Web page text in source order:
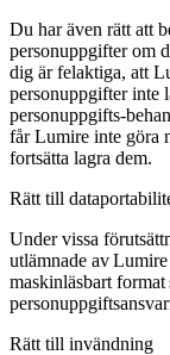
Du har även rätt att
personuppgifter om
dig är felaktiga, att
personuppgifter inte
personuppgifts-
får Lumire inte göra
fortsätta lagra dem.
Rätt till
Under vissa
utlämnade av
maskinläsbart
Rätt till invändning